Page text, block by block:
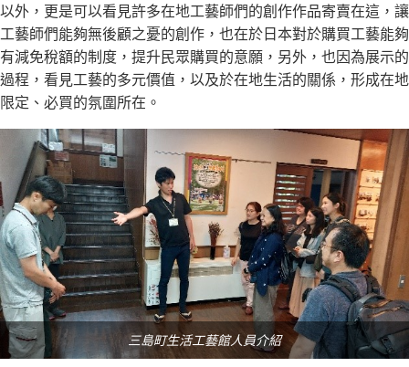
以外，更是可以看見許多在地工藝師們的創作作品寄賣在這，讓
工藝師們能夠無後顧之憂的創作，也在於日本對於購買工藝能夠
有減免稅額的制度，提升民眾購買的意願，另外，也因為展示的
過程，看見工藝的多元價值，以及於在地生活的關係，形成在地
限定、必買的氛圍所在。
三島町生活工藝館人員介紹